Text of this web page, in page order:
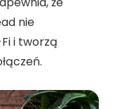
nie
i tworzą